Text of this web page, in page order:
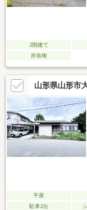
2階建て
所有権
山形県山形市
平屋
駐車2台